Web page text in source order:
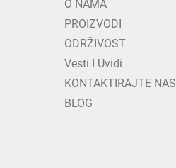
O NAMA
PROIZVODI
ODRŽIVOST
Vesti I Uvidi
KONTAKTIRAJTE NAS
BLOG